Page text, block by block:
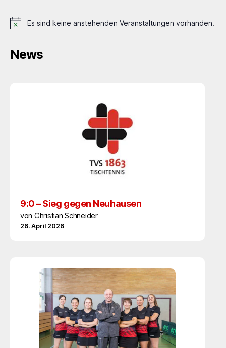
H
w
Es sind keine anstehenden Veranstaltungen vorhanden.
News
9:0 – Sieg gegen Neuhausen
von Christian Schneider
26. April 2026